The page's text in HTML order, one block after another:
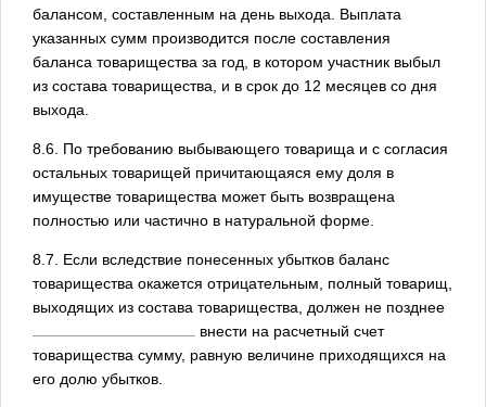
балансом, составленным на день выхода. Выплата
указанных сумм производится после составления
баланса товарищества за год, в котором участник выбыл
из состава товарищества, и в срок до 12 месяцев со дня
выхода.
8.6. По требованию выбывающего товарища и с согласия
остальных товарищей причитающаяся ему доля в
имуществе товарищества может быть возвращена
полностью или частично в натуральной форме.
8.7. Если вследствие понесенных убытков баланс
товарищества окажется отрицательным, полный товарищ,
выходящих из состава товарищества, должен не позднее
внести на расчетный счет
товарищества сумму, равную величине приходящихся на
его долю убытков.